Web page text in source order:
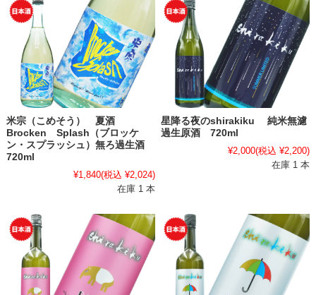
米宗（こめそう） 夏酒
Brocken Splash（ブロッケ
ン・スプラッシュ）無ろ過生酒
720ml
¥1,840(税込 ¥2,024)
在庫 1 本
星降る夜のshirakiku 純米無濾
過生原酒 720ml
¥2,000(税込 ¥2,200)
在庫 1 本